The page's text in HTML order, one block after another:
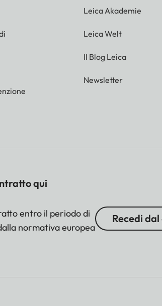
Leica Akademie
Leica Welt
Il Blog Leica
Newsletter
qui
entro il periodo di
normativa europea
Recedi